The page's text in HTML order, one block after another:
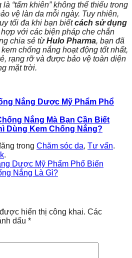
“tấm khiên” không thể thiếu trong
vệ làn da mỗi ngày. Tuy nhiên,
tối đa khi bạn biếtcách sử dụng
hợp với các biện pháp che chắn
chia sẻ từHulo Pharma, bạn đã
chống nắng hoạt động tốt nhất,
rạng rỡ và được bảo vệ toàn diện
mặt trời.
Nắng Dược Mỹ Phẩm Phổ
Nắng Mà Bạn Cần Biết
Dùng Kem Chống Nắng?
trong Chăm sóc da, Tư vấn.
.
Dược Mỹ Phẩm Phổ Biến
Nắng Là Gì?
hiển thị công khai. Các
dấu *